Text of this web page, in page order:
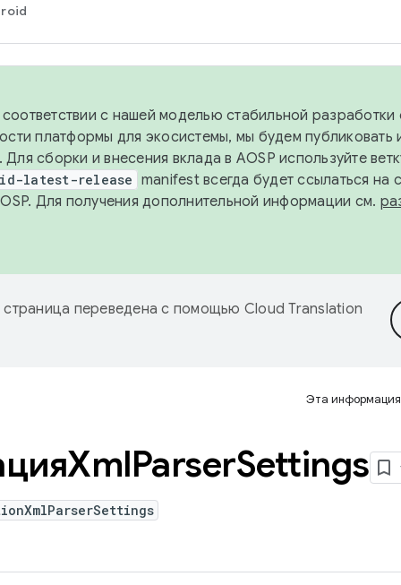
с нашей моделью стабильной разработки
платформы для экосистемы, мы будем публиковать
сборки и внесения вклада в AOSP используйте
latest-release manifest всегда будет ссылаться на
Для получения дополнительной информации см.
страница переведена с помощью Cloud Translation
Эта информация
ParserSettings